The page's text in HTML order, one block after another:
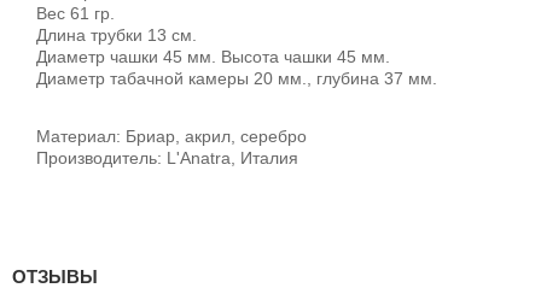
Вес 61 гр.
Длина трубки 13 см.
Диаметр чашки 45 мм. Высота чашки 45 мм.
Диаметр табачной камеры 20 мм., глубина 37 мм.
Материал: Бриар, акрил, серебро
Производитель: L'Anatra, Италия
ОТЗЫВЫ